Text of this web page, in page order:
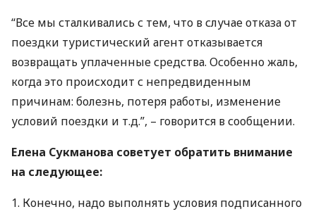
“Все мы сталкивались с тем, что в случае отказа от
поездки туристический агент отказывается
возвращать уплаченные средства. Особенно жаль,
когда это происходит с непредвиденным
причинам: болезнь, потеря работы, изменение
условий поездки и т.д.”, – говорится в сообщении.
Елена Сукманова советует обратить внимание
на следующее:
1. Конечно, надо выполнять условия подписанного